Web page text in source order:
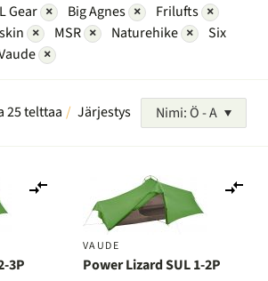
Gear × Big Agnes × Frilufts ×
× MSR × Naturehike ×
Six
×
25 telttaa Järjestys Nimi: Ö - A
3P
vertailuun
VAUDE
Power Lizard SUL 1-2P